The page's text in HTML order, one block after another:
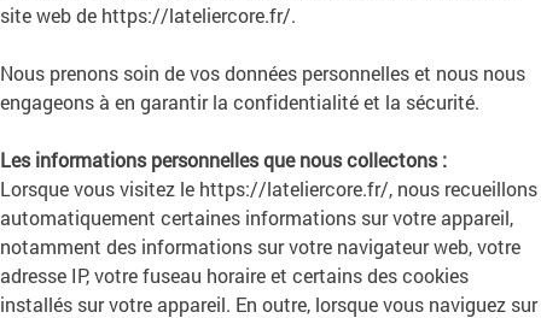
site web de https://lateliercore.fr/.
Nous prenons soin de vos données personnelles et nous nous
engageons à en garantir la confidentialité et la sécurité.
Les informations personnelles que nous collectons :
Lorsque vous visitez le https://lateliercore.fr/, nous recueillons
automatiquement certaines informations sur votre appareil,
notamment des informations sur votre navigateur web, votre
adresse IP, votre fuseau horaire et certains des cookies
installés sur votre appareil. En outre, lorsque vous naviguez sur